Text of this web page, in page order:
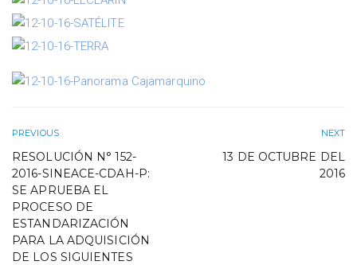
PREVIOUS
RESOLUCIÓN N° 152-
2016-SINEACE-CDAH-P:
SE APRUEBA EL
PROCESO DE
ESTANDARIZACIÓN
PARA LA ADQUISICIÓN
DE LOS SIGUIENTES
NEXT
13 DE OCTUBRE DEL
2016